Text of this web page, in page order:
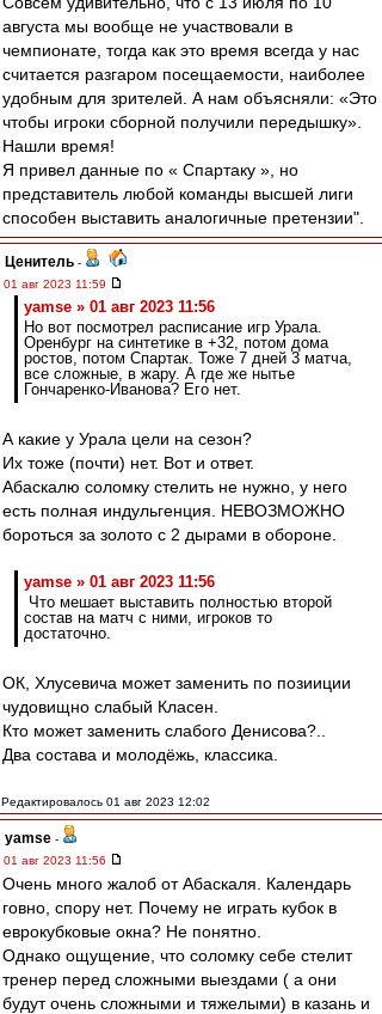
августа мы вообще не участвовали в
чемпионате, тогда как это время всегда у нас
считается разгаром посещаемости, наиболее
удобным для зрителей. А нам объясняли: «Это
чтобы игроки сборной получили передышку».
Нашли время!
Я привел данные по « Спартаку », но
представитель любой команды высшей лиги
способен выставить аналогичные претензии".
Ценитель -
01 авг 2023 11:59
yamse » 01 авг 2023 11:56
Но вот посмотрел расписание игр Урала.
Оренбург на синтетике в +32, потом дома
ростов, потом Спартак. Тоже 7 дней 3 матча,
все сложные, в жару. А где же нытье
Гончаренко-Иванова? Его нет.
А какие у Урала цели на сезон?
Их тоже (почти) нет. Вот и ответ.
Абаскалю соломку стелить не нужно, у него
есть полная индульгенция. НЕВОЗМОЖНО
бороться за золото с 2 дырами в обороне.
yamse » 01 авг 2023 11:56
Что мешает выставить полностью второй
состав на матч с ними, игроков то
достаточно.
ОК, Хлусевича может заменить по позииции
чудовищно слабый Класен.
Кто может заменить слабого Денисова?..
Два состава и молодёжь, классика.
Редактировалось 01 авг 2023 12:02
yamse -
01 авг 2023 11:56
Очень много жалоб от Абаскаля. Календарь
говно, спору нет. Почему не играть кубок в
еврокубковые окна? Не понятно.
Однако ощущение, что соломку себе стелит
тренер перед сложными выездами ( а они
будут очень сложными и тяжелыми) в казань и